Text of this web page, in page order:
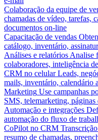
Colaboração da equipe de
chamadas de vídeo, tarefas,
documentos on-line
Capacitação de vendas
catálogo, inventário,
Análises e relatórios Analise
colaboradores, inteligência
CRM no celular Leads,
mails, inventário, calendário
Marketing Use campanhas
SMS, telemarketing, páginas
Automação e integrações
automação do fluxo de
CoPilot no CRM
resumo de chamadas,